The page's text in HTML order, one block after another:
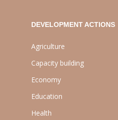
DEVELOPMENT ACTIONS
Agriculture
Capacity building
Economy
Education
Health